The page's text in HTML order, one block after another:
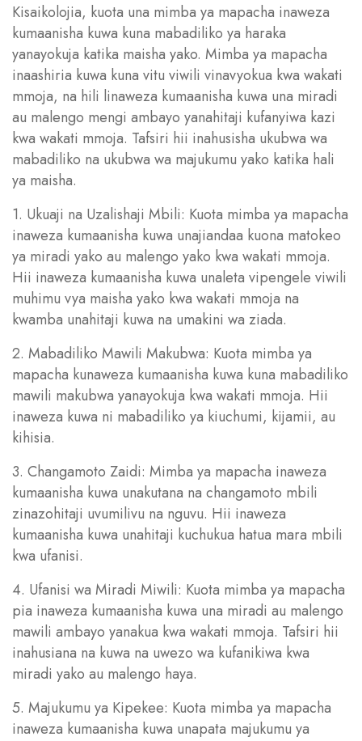
Kisaikolojia, kuota una mimba ya mapacha inaweza
kumaanisha kuwa kuna mabadiliko ya haraka
yanayokuja katika maisha yako. Mimba ya mapacha
inaashiria kuwa kuna vitu viwili vinavyokua kwa wakati
mmoja, na hili linaweza kumaanisha kuwa una miradi
au malengo mengi ambayo yanahitaji kufanyiwa kazi
kwa wakati mmoja. Tafsiri hii inahusisha ukubwa wa
mabadiliko na ukubwa wa majukumu yako katika hali
ya maisha.
1. Ukuaji na Uzalishaji Mbili: Kuota mimba ya mapacha
inaweza kumaanisha kuwa unajiandaa kuona matokeo
ya miradi yako au malengo yako kwa wakati mmoja.
Hii inaweza kumaanisha kuwa unaleta vipengele viwili
muhimu vya maisha yako kwa wakati mmoja na
kwamba unahitaji kuwa na umakini wa ziada.
2. Mabadiliko Mawili Makubwa: Kuota mimba ya
mapacha kunaweza kumaanisha kuwa kuna mabadiliko
mawili makubwa yanayokuja kwa wakati mmoja. Hii
inaweza kuwa ni mabadiliko ya kiuchumi, kijamii, au
kihisia.
3. Changamoto Zaidi: Mimba ya mapacha inaweza
kumaanisha kuwa unakutana na changamoto mbili
zinazohitaji uvumilivu na nguvu. Hii inaweza
kumaanisha kuwa unahitaji kuchukua hatua mara mbili
kwa ufanisi.
4. Ufanisi wa Miradi Miwili: Kuota mimba ya mapacha
pia inaweza kumaanisha kuwa una miradi au malengo
mawili ambayo yanakua kwa wakati mmoja. Tafsiri hii
inahusiana na kuwa na uwezo wa kufanikiwa kwa
miradi yako au malengo haya.
5. Majukumu ya Kipekee: Kuota mimba ya mapacha
inaweza kumaanisha kuwa unapata majukumu ya